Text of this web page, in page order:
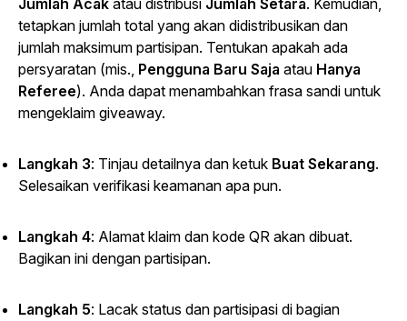
Jumlah Acak atau distribusi Jumlah Setara. Kemudian,
tetapkan jumlah total yang akan didistribusikan dan
jumlah maksimum partisipan. Tentukan apakah ada
persyaratan (mis., Pengguna Baru Saja atau Hanya
Referee). Anda dapat menambahkan frasa sandi untuk
mengeklaim giveaway.
Langkah 3: Tinjau detailnya dan ketuk Buat Sekarang.
Selesaikan verifikasi keamanan apa pun.
Langkah 4: Alamat klaim dan kode QR akan dibuat.
Bagikan ini dengan partisipan.
Langkah 5: Lacak status dan partisipasi di bagian